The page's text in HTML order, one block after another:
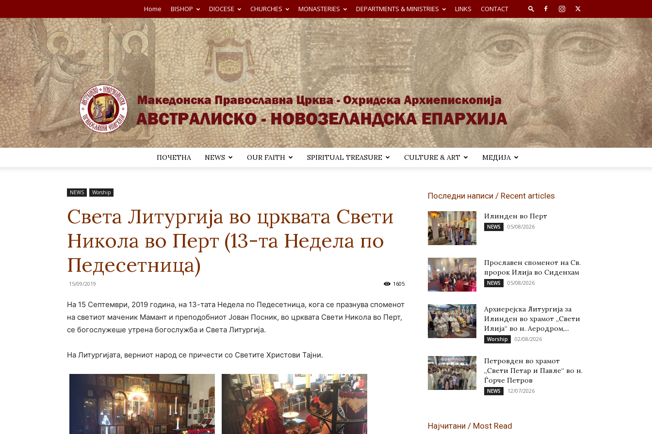
Home BISHOP DIOCESE CHURCHES MONASTERIES DEPARTMENTS & MINISTRIES LINKS CONTACT
новозеландска
Епархија
ПОЧЕТНА NEWS OUR FAITH SPIRITUAL TREASURE CULTURE & ART МЕДИЈА
NEWS Worship
Света Литургија во црквата Свети
Никола во Перт (13-та Недела по
Педесетница)
15/09/2019 1605
На 15 Септември, 2019 година, на 13-тата Недела по Педесетница, кога се празнува споменот
на светиот маченик Мамант и преподобниот Јован Посник, во црквата Свети Никола во Перт,
се богослужеше утрена богослужба и Света Литургија.
На Литургијата, верниот народ се причести со Светите Христови Тајни.
Последни написи / Recent articles
Илинден во Перт
NEWS 05/08/2026
Прославен споменот на Св.
пророк Илија во Сиденхам
NEWS 05/08/2026
Архиерејска Литургија за
Илинден во храмот „Свети
Илија“ во н. Аеродром,...
Worship 02/08/2026
Петровден во храмот
„Свети Петар и Павле“ во н.
Ѓорче Петров
NEWS 12/07/2026
Најчитани / Most Read